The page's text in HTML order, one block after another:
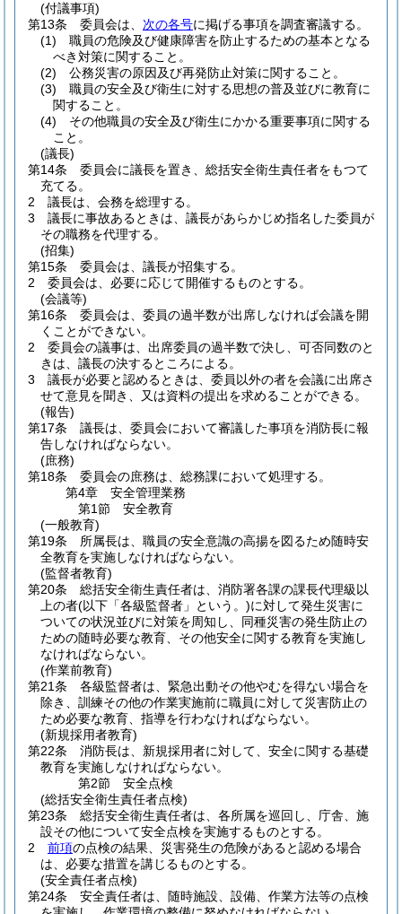
(付議事項)
第13条
委員会は、 次の各号に掲げる事項を調査審議する。
(1)
職員の危険及び健康障害を防止するための基本となる
べき対策に関すること。
(2)
公務災害の原因及び再発防止対策に関すること。
(3)
職員の安全及び衛生に対する思想の普及並びに教育に
関すること。
(4)
その他職員の安全及び衛生にかかる重要事項に関する
こと。
(議長)
第14条
委員会に議長を置き、総括安全衛生責任者をもつて
充てる。
2
議長は、会務を総理する。
3
議長に事故あるときは、議長があらかじめ指名した委員が
その職務を代理する。
(招集)
第15条
委員会は、議長が招集する。
2
委員会は、必要に応じて開催するものとする。
(会議等)
第16条
委員会は、委員の過半数が出席しなければ会議を開
くことができない。
2
委員会の議事は、出席委員の過半数で決し、可否同数のと
きは、議長の決するところによる。
3
議長が必要と認めるときは、委員以外の者を会議に出席さ
せて意見を聞き、又は資料の提出を求めることができる。
(報告)
第17条
議長は、委員会において審議した事項を消防長に報
告しなければならない。
(庶務)
第18条
委員会の庶務は、総務課において処理する。
第4章
安全管理業務
第1節
安全教育
(一般教育)
第19条
所属長は、職員の安全意識の高揚を図るため随時安
全教育を実施しなければならない。
(監督者教育)
第20条
総括安全衛生責任者は、消防署各課の課長代理級以
上の者(以下「各級監督者」という。)に対して発生災害に
ついての状況並びに対策を周知し、同種災害の発生防止の
ための随時必要な教育、その他安全に関する教育を実施し
なければならない。
(作業前教育)
第21条
各級監督者は、緊急出動その他やむを得ない場合を
除き、訓練その他の作業実施前に職員に対して災害防止の
ため必要な教育、指導を行わなければならない。
(新規採用者教育)
第22条
消防長は、新規採用者に対して、安全に関する基礎
教育を実施しなければならない。
第2節
安全点検
(総括安全衛生責任者点検)
第23条
総括安全衛生責任者は、各所属を巡回し、庁舎、施
設その他について安全点検を実施するものとする。
2
前項の点検の結果、災害発生の危険があると認める場合
は、必要な措置を講じるものとする。
(安全責任者点検)
第24条
安全責任者は、随時施設、設備、作業方法等の点検